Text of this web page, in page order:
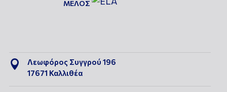
ΜΕΛΟΣ

Λεωφόρος Συγγρού 196
17671 Καλλιθέα